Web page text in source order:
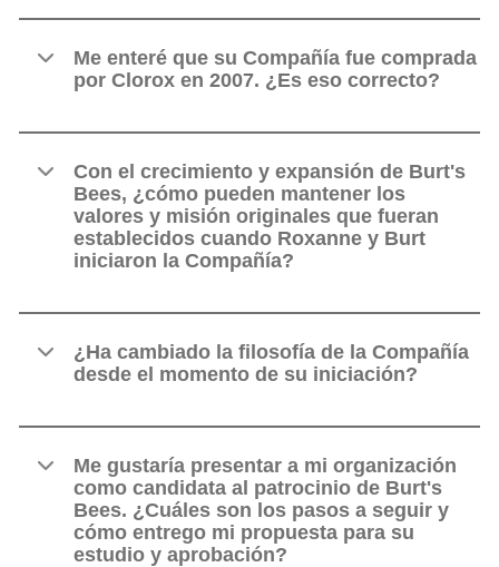
Me enteré que su Compañía fue comprada
por Clorox en 2007. ¿Es eso correcto?
Con el crecimiento y expansión de Burt's
Bees, ¿cómo pueden mantener los
valores y misión originales que fueran
establecidos cuando Roxanne y Burt
iniciaron la Compañía?
¿Ha cambiado la filosofía de la Compañía
desde el momento de su iniciación?
Me gustaría presentar a mi organización
como candidata al patrocinio de Burt's
Bees. ¿Cuáles son los pasos a seguir y
cómo entrego mi propuesta para su
estudio y aprobación?